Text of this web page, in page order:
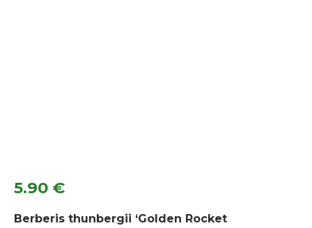
5.90 €
Berberis thunbergii ‘Golden Rocket